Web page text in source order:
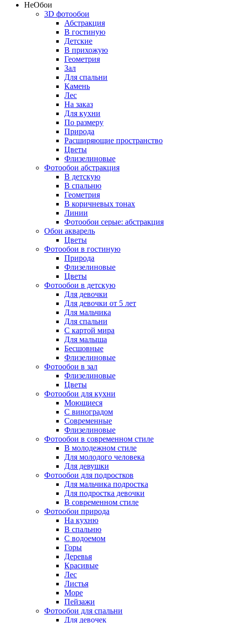
НеОбои
3D фотообои
Абстракция
В гостиную
Детские
В прихожую
Геометрия
Зал
Для спальни
Камень
Лес
На заказ
Для кухни
По размеру
Природа
Расширяющие пространство
Цветы
Флизелиновые
Фотообои абстракция
В детскую
В спальню
Геометрия
В коричневых тонах
Линии
Фотообои серые: абстракция
Обои акварель
Цветы
Фотообои в гостиную
Природа
Флизелиновые
Цветы
Фотообои в детскую
Для девочки
Для девочки от 5 лет
Для мальчика
Для спальни
С картой мира
Для малыша
Бесшовные
Флизелиновые
Фотообои в зал
Флизелиновые
Цветы
Фотообои для кухни
Моющиеся
С виноградом
Современные
Флизелиновые
Фотообои в современном стиле
В молодежном стиле
Для молодого человека
Для девушки
Фотообои для подростков
Для мальчика подростка
Для подростка девочки
В современном стиле
Фотообои природа
На кухню
В спальню
С водоемом
Горы
Деревья
Красивые
Лес
Листья
Море
Пейзажи
Фотообои для спальни
Для девочек